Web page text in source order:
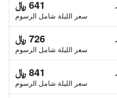
641 ﷼
سعر الليلة شامل الرسوم
726 ﷼
سعر الليلة شامل الرسوم
841 ﷼
سعر الليلة شامل الرسوم